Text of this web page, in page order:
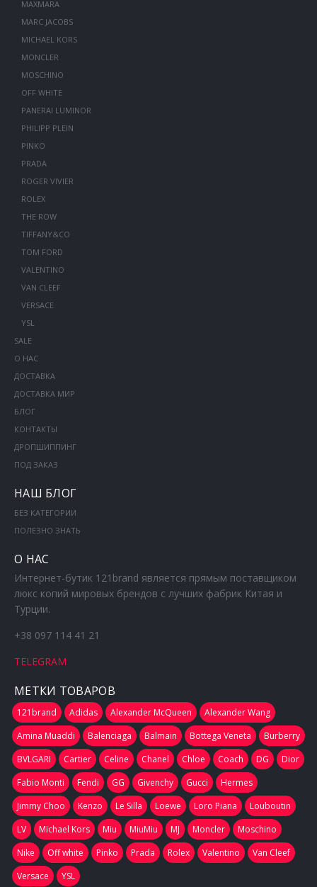
MAXMARA
MARC JACOBS
MICHAEL KORS
MONCLER
MOSCHINO
OFF WHITE
PANERAI LUMINOR
PHILIPP PLEIN
PINKO
PRADA
ROGER VIVIER
ROLEX
THE ROW
TIFFANY&CO
TOM FORD
VALENTINO
VAN CLEEF
VERSACE
YSL
SALE
О НАС
ДОСТАВКА
ДОСТАВКА МИР
БЛОГ
КОНТАКТЫ
ДРОПШИППИНГ
ПОД ЗАКАЗ
НАШ БЛОГ
БЕЗ КАТЕГОРИИ
ПОЛЕЗНО ЗНАТЬ
О НАС
Интернет-бутик 121brand является прямым поставщиком
люкс копий мировых брендов с лучших фабрик Китая и
Турции.
+38 097 114 41 21
TELEGRAM
МЕТКИ ТОВАРОВ
121brand Adidas Alexander McQueen
Alexander Wang
Amina Muaddi
Balenciaga Balmain Bottega Veneta
Burberry
BVLGARI
Cartier Celine Chanel Chloe Coach DG
Dior
Fabio Monti
Fendi GG Givenchy Gucci
Hermes
Jimmy Choo
Kenzo Le Silla Loewe Loro Piana
Louboutin
LV
Michael Kors Miu MiuMiu MJ Moncler
Moschino
Nike
Off white Pinko Prada Rolex Valentino
Van Cleef
Versace
YSL